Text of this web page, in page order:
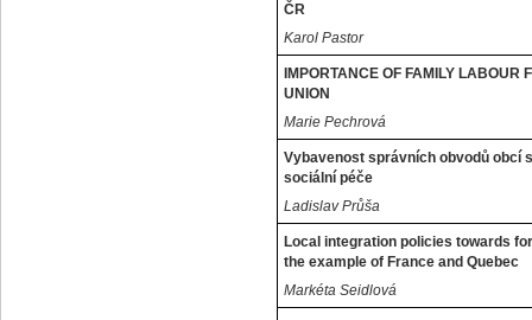
ČR
Karol Pastor
IMPORTANCE OF FAMILY LABOUR
UNION
Marie Pechrová
Vybavenost správních obvodů obcí
sociální péče
Ladislav Průša
Local integration policies towards
the example of France and Quebec
Markéta Seidlová